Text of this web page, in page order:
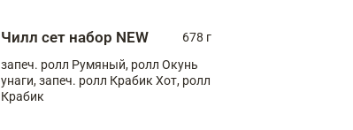
Чилл сет набор NEW
678 г
запеч. ролл Румяный, ролл Окунь
унаги, запеч. ролл Крабик Хот, ролл
Крабик